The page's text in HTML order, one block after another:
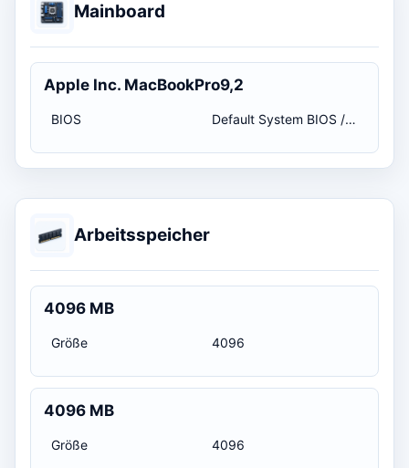
Mainboard
Apple Inc. MacBookPro9,2
BIOS Default System BIOS / 08.08.2012 02:00:00
Arbeitsspeicher
4096 MB
Größe 4096
4096 MB
Größe 4096